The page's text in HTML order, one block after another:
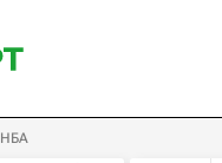
НБА